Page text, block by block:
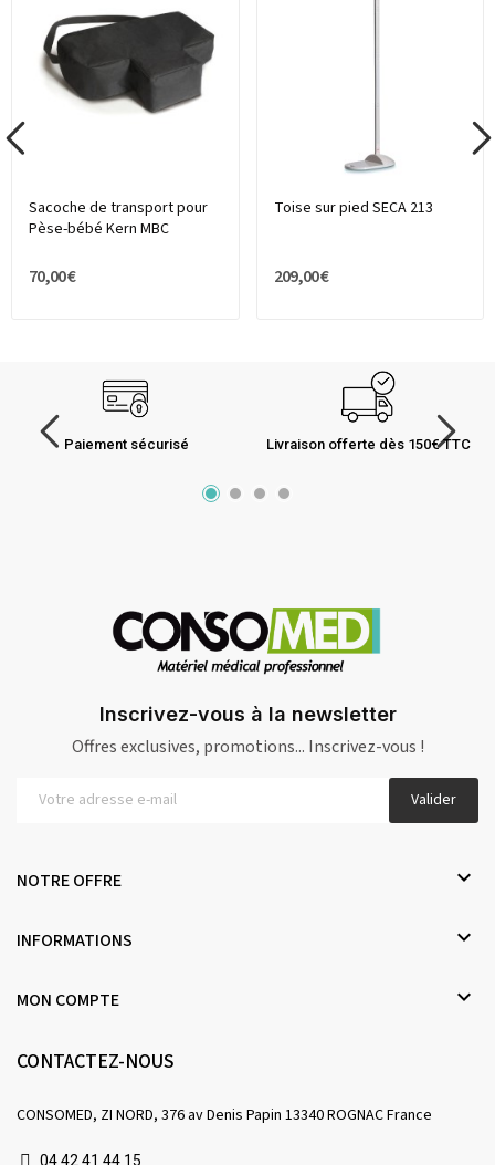
Sacoche de transport pour
Pèse-bébé Kern MBC
70,00 €
Toise sur pied SECA 213
209,00 €
Paiement sécurisé Livraison offerte dès 150€ TTC
Inscrivez-vous à la newsletter
Offres exclusives, promotions... Inscrivez-vous !
Valider
NOTRE OFFRE 
INFORMATIONS 
MON COMPTE 
CONTACTEZ-NOUS
CONSOMED, ZI NORD, 376 av Denis Papin 13340 ROGNAC France
04 42 41 44 15